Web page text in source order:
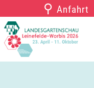
Inhalt
springen
⚲ Anfahrt